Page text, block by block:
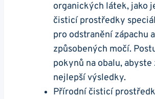
organických látek, jako
čisticí prostředky
pro odstranění zápachu
způsobených močí.
pokynů na obalu, abyste
nejlepší výsledky.
Přírodní čisticí